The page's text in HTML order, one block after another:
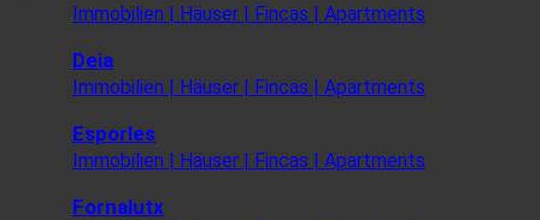
Immobilien | Häuser | Fincas | Apartments
Deia
Immobilien | Häuser | Fincas | Apartments
Esporles
Immobilien | Häuser | Fincas | Apartments
Fornalutx